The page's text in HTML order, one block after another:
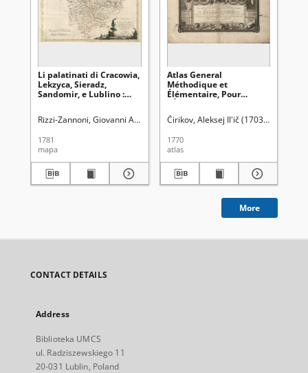
Li palatinati di Cracowia,
Lekzyca, Sieradz,
Sandomir, e Lublino :
Rizzi-Zannoni, Giovanni Antonio (ca 1736-1814) Pitteri, Giovanni. Rys.
1781
mapa
Atlas General
Méthodique et
Élémentaire, Pour
et de l'Histoire moderne
[...]
Čirikov, Aleksej Il'ič (1703-1748)
1770
atlas
More
CONTACT DETAILS
Address
Biblioteka UMCS
ul. Radziszewskiego 11
20-031 Lublin, Poland